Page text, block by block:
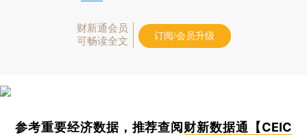
财新通会员
可畅读全文
订阅/会员升级
参考重要经济数据，推荐查阅 财新数据通【CEIC